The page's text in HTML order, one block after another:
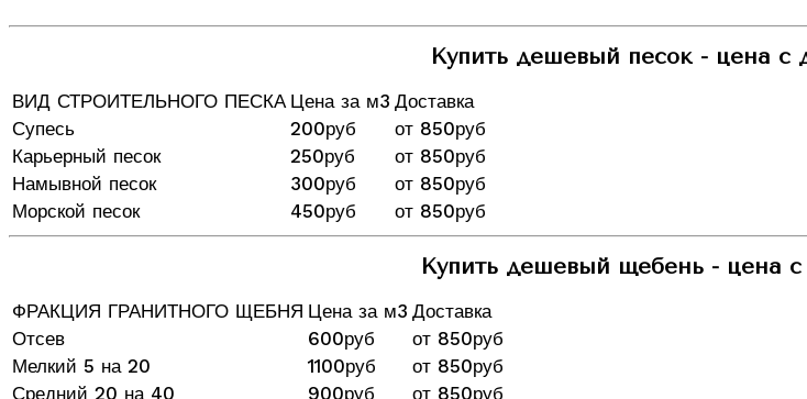
Купить дешевый песок - цена с
ВИД СТРОИТЕЛЬНОГО ПЕСКА Цена за м3 Доставка
Супесь
200руб
от 850руб
Карьерный песок
250руб
от 850руб
Намывной песок
300руб
от 850руб
Морской песок
450руб от 850руб
Купить дешевый щебень - цена с
ФРАКЦИЯ ГРАНИТНОГО ЩЕБНЯ Цена за м3 Доставка
Отсев
600руб
от 850руб
Мелкий 5 на 20
1100руб
от 850руб
Средний 20 на 40
900руб от 850руб